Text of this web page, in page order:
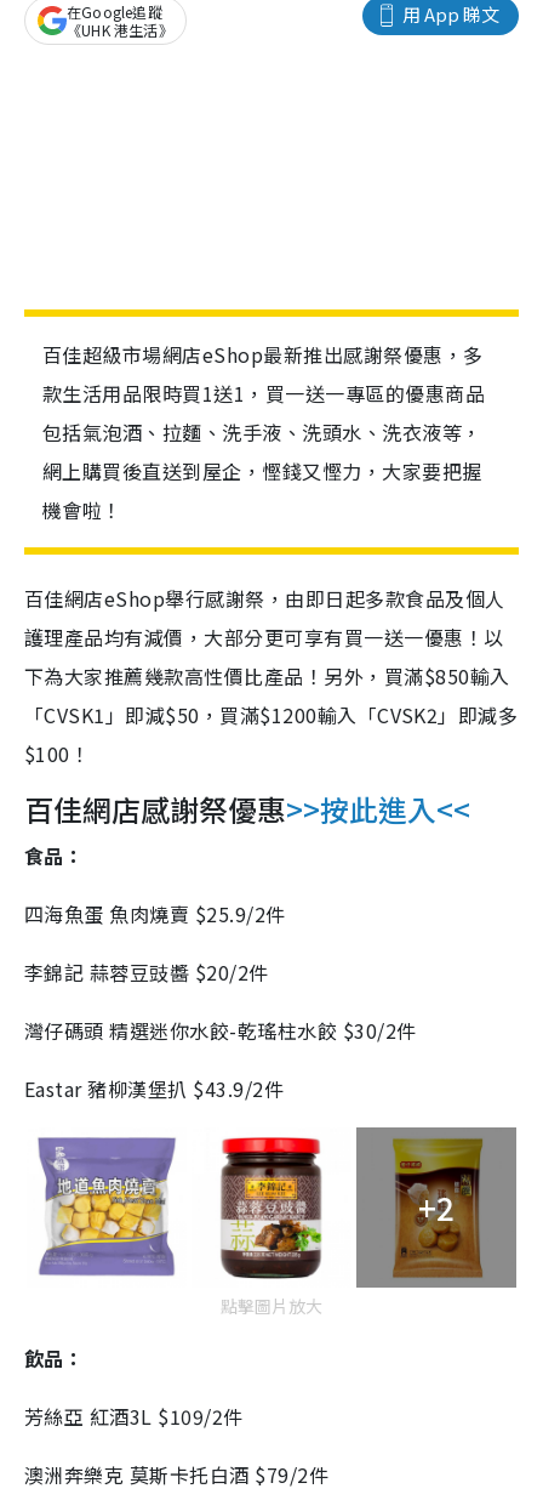
用 App 睇文
在Google追蹤
《UHK 港生活》
百佳超級市場網店eShop最新推出感謝祭優惠，多
款生活用品限時買1送1，買一送一專區的優惠商品
包括氣泡酒、拉麵、洗手液、洗頭水、洗衣液等，
網上購買後直送到屋企，慳錢又慳力，大家要把握
機會啦！
百佳網店eShop舉行感謝祭，由即日起多款食品及個人
護理產品均有減價，大部分更可享有買一送一優惠！以
下為大家推薦幾款高性價比產品！另外，買滿$850輸入
「CVSK1」即減$50，買滿$1200輸入「CVSK2」即減多
$100！
百佳網店感謝祭優惠>>按此進入<<
食品：
四海魚蛋 魚肉燒賣 $25.9/2件
李錦記 蒜蓉豆豉醬 $20/2件
灣仔碼頭 精選迷你水餃-乾瑤柱水餃 $30/2件
Eastar 豬柳漢堡扒 $43.9/2件
+2
點擊圖片放大
飲品：
芳絲亞 紅酒3L $109/2件
澳洲奔樂克 莫斯卡托白酒 $79/2件